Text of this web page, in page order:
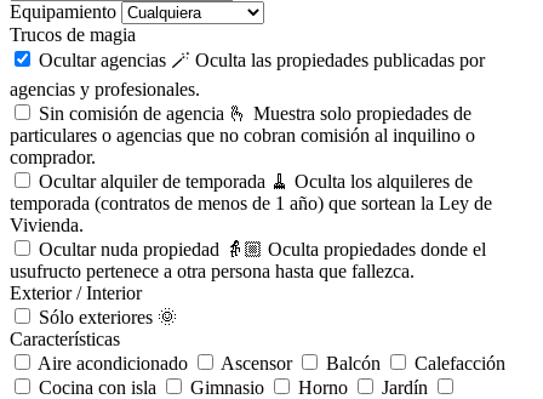
Equipamiento
Trucos de magia
Ocultar agencias 🪄 Oculta las propiedades publicadas por
agencias y profesionales.
Sin comisión de agencia 🫰 Muestra solo propiedades de
particulares o agencias que no cobran comisión al inquilino o
comprador.
Ocultar alquiler de temporada 🧹 Oculta los alquileres de
temporada (contratos de menos de 1 año) que sortean la Ley de
Vivienda.
Ocultar nuda propiedad 👵🏼 Oculta propiedades donde el
usufructo pertenece a otra persona hasta que fallezca.
Exterior / Interior
Sólo exteriores 🌞
Características
Aire acondicionado
Ascensor Balcón
Calefacción
Cocina con isla
Gimnasio Horno
Jardín